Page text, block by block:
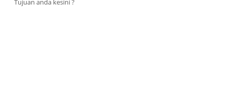
Tujuan anda kesini ?